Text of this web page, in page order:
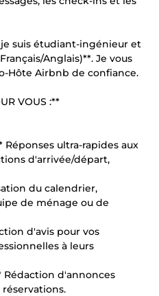
suis étudiant-ingénieur et
Anglais)**. Je vous
Hôte Airbnb de confiance.
VOUS :**
Réponses ultra-rapides aux
d'arrivée/départ,
du calendrier,
de ménage ou de
d'avis pour vos
à leurs
d'annonces